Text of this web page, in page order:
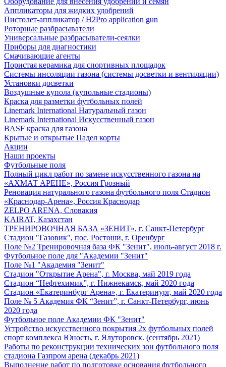
Аппликаторы для жидких удобрений
Пистолет-аппликатор / H2Pro application gun
Роторные разбрасыватели
Универсальные разбрасыватели-сеялки
Приборы для диагностики
Смачивающие агенты
Пористая керамика для спортивных площадок
Системы инсоляции газона (системы досветки и вентиляции)
Установки досветки
Воздушные купола (купольные стадионы)
Краска для разметки футбольных полей
Linemark International Натуральный газон
Linemark International Искусственный газон
BASF краска для газона
Крытые и открытые Падел корты
Акции
Наши проекты
Футбольные поля
Полный цикл работ по замене искусственного газона на
«АХМАТ АРЕНЕ», Россия Грозный
Реновация натурального газона футбольного поля Стадион
«Краснодар-Арена», Россия Краснодар
ZELPO ARENA, Словакия
KAIRAT, Казахстан
ТРЕНИРОВОЧНАЯ БАЗА «ЗЕНИТ», г. Санкт-Петербург
Стадион "Газовик", пос. Ростоши, г. Оренбург
Поле №2 Тренировочная база ФК "Зенит", июль-август 2018 г.
Футбольное поле для "Академии "Зенит"
Поле №1 "Академия "Зенит"
Стадион "Открытие Арена", г. Москва, май 2019 года
Стадион “Нефтехимик”, г. Нижнекамск, май 2020 года
Стадион «Екатеринбург Арена», г. Екатеринург, май 2020 года
Поле № 5 Академия ФК “Зенит”, г. Санкт-Петербург, июнь
2020 года
Футбольное поле Академии ФК "Зенит"
Устройство искусственного покрытия 2х футбольных полей
спорт комплекса Юность, г. Ялуторовск. (сентябрь 2021)
Работы по реконструкции технических зон футбольного поля
стадиона Газпром арена (декабрь 2021)
Выполнение работ по подготовке основания футбольного